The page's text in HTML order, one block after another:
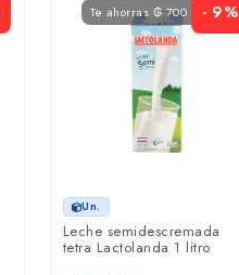
Te ahorras ₲ 700 - 9%
Un.
Leche semidescremada
tetra Lactolanda 1 litro